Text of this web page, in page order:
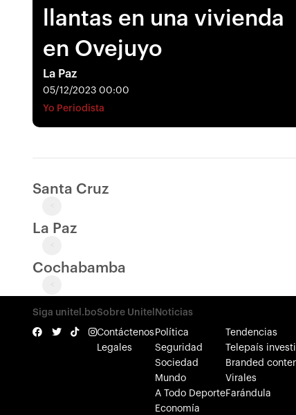
llantas en una vivienda
en Ovejuyo
La Paz
05/12/2023 00:00
Yo Periodista
Santa Cruz
La Paz
Cochabamba
Siga unitel.boSobre Unitel
Contáctenos
Legales
Noticias
Política
Seguridad
Sociedad
Mundo
A Todo Deporte
Economía
Tendencias
Telepaís
Branded
Virales
Farándula